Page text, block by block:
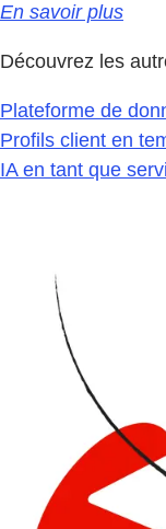
En savoir plus
Découvrez les
Plateforme de
Profils client en
IA en tant que